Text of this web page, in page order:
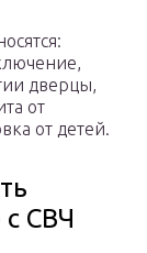
дверцы,
от
от детей.
СВЧ